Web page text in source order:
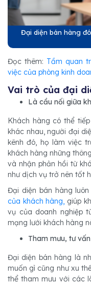
Đại diện bán hàng
Đọc thêm: Tầm quan
việc của phòng kinh
Vai trò của đại
Là cầu nối giữa
Khách hàng có thể
khác nhau, người đại
kênh đó, họ làm việc
khách hàng những
và nhận phản hồi từ
như dịch vụ trở nên tốt
Đại diện bán hàng
của khách hàng, giúp
vụ của doanh nghiệp
mạng lưới khách hàng
Tham mưu, tư
Đại diện bán hàng là
muốn gì cũng như xu
thể tham mưu với các